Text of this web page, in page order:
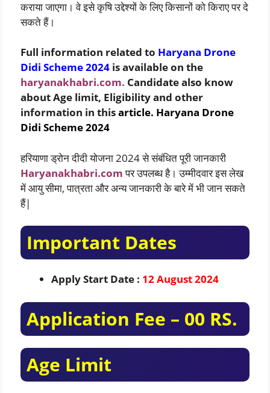
कराया जाएगा। वे इसे कृषि उद्देश्यों के लिए किसानों को किराए पर दे
सकते हैं।
Full information related to Haryana Drone
Didi Scheme 2024 is available on the
haryanakhabri.com. Candidate also know
about Age limit, Eligibility and other
information in thisarticle. Haryana Drone
Didi Scheme 2024
हरियाणा ड्रोन दीदी योजना 2024 से संबंधित पूरी जानकारी
Haryanakhabri.comपर उपलब्ध है। उम्मीदवार इस लेख
में आयु सीमा, पात्रता और अन्य जानकारी के बारे में भी जान सकते
हैं|
Important Dates
Apply Start Date : 12 August 2024
Application Fee – 00 RS.
Age Limit